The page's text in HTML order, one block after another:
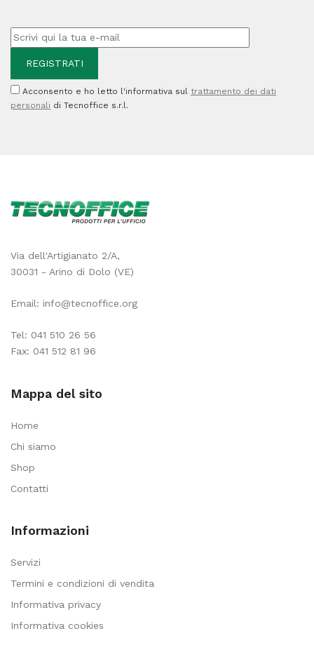
716Y
-
pag
Acconsento e ho letto l'informativa sul trattamento dei dati
personali di Tecnoffice s.r.l.
Via dell'Artigianato 2/A,
30031 - Arino di Dolo (VE)
Email: info@tecnoffice.org
Tel: 041 510 26 56
Fax: 041 512 81 96
Mappa del sito
Home
Chi siamo
Shop
Contatti
Informazioni
Servizi
Termini e condizioni di vendita
Informativa privacy
Informativa cookies